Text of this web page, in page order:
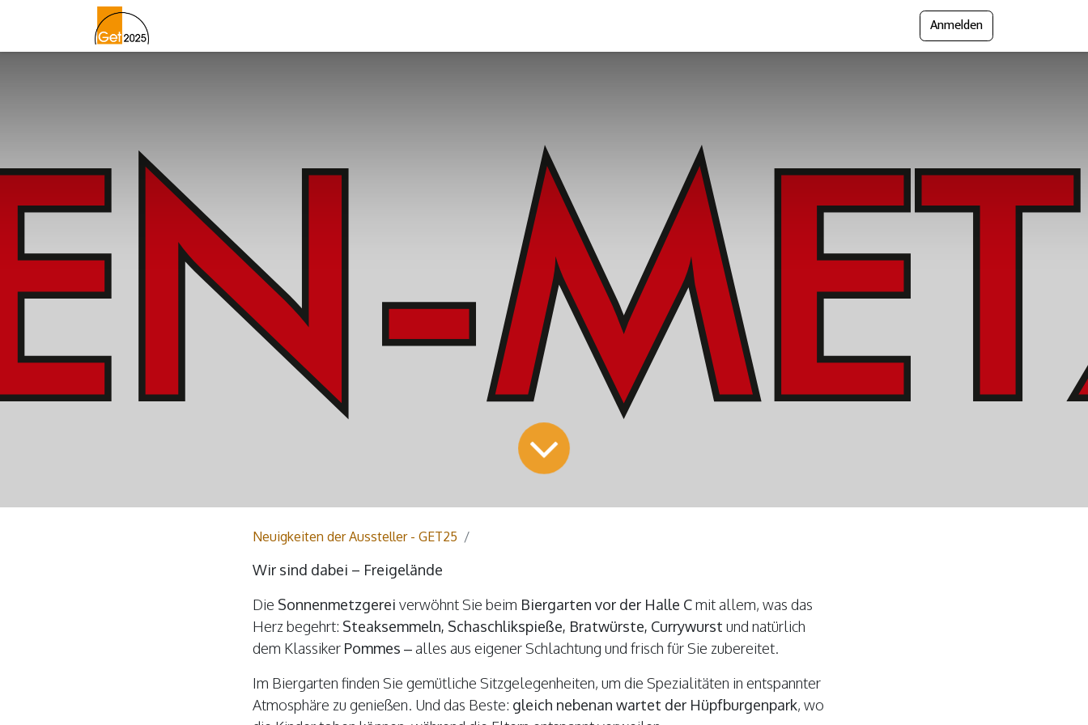
Anmelden
Neuigkeiten der Aussteller - GET25
Wir sind dabei – Freigelände
Die Sonnenmetzgerei verwöhnt Sie beim Biergarten vor der Halle Cmit allem, was das
Herz begehrt: Steaksemmeln, Schaschlikspieße, Bratwürste, Currywurst und natürlich
dem Klassiker Pommes – alles aus eigener Schlachtung und frisch für Sie zubereitet.
Im Biergarten finden Sie gemütliche Sitzgelegenheiten, um die Spezialitäten in entspannter
Atmosphäre zu genießen. Und das Beste: gleich nebenan wartet der Hüpfburgenpark, wo